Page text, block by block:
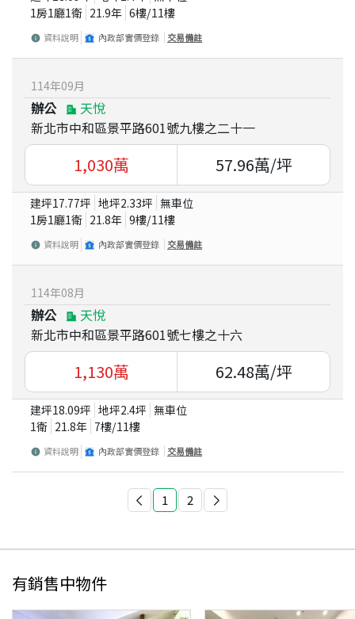
1房1廳1衛 21.9年 6樓/11樓
資料說明 內政部實價登錄 交易備註
114年09月
辦公
天悅
新北市中和區景平路601號九樓之二十一
1,030萬 57.96萬/坪
建坪17.77坪 地坪2.33坪 無車位
1房1廳1衛 21.8年 9樓/11樓
資料說明 內政部實價登錄 交易備註
114年08月
辦公
天悅
新北市中和區景平路601號七樓之十六
1,130萬 62.48萬/坪
建坪18.09坪 地坪2.4坪 無車位
1衛 21.8年 7樓/11樓
資料說明 內政部實價登錄 交易備註
1 2
有銷售中物件